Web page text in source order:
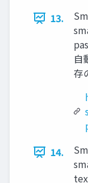
13.
⾃
存
14.